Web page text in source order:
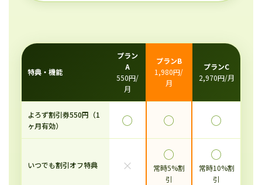
特典・機能
プラン
A
550円/
月
プランB
1,980円/
月
プランC
2,970円/月
よろず割引券550円（1
ヶ月有効）
◯ ◯ ◯
いつでも割引オフ特典 ×
◯
常時5%割
引
◯
常時10%割
引